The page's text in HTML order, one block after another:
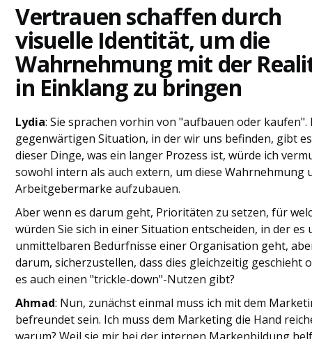
Vertrauen schaffen durch
visuelle Identität, um die
Wahrnehmung mit der
in Einklang zu bringen
Lydia: Sie sprachen vorhin von "aufbauen oder kaufen".
gegenwärtigen Situation, in der wir uns befinden, gibt
dieser Dinge, was ein langer Prozess ist, würde ich
sowohl intern als auch extern, um diese Wahrnehmung
Arbeitgebermarke aufzubauen.
Aber wenn es darum geht, Prioritäten zu setzen, für
würden Sie sich in einer Situation entscheiden, in der es
unmittelbaren Bedürfnisse einer Organisation geht,
darum, sicherzustellen, dass dies gleichzeitig geschieht
es auch einen "trickle-down"-Nutzen gibt?
Ahmad: Nun, zunächst einmal muss ich mit dem
befreundet sein. Ich muss dem Marketing die Hand